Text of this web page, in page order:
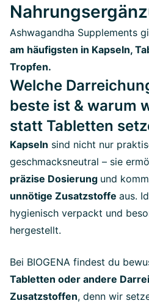
Ashwagandha Supplements
am häufigsten in Kapseln,
Tropfen.
Welche
beste ist & warum
statt Tabletten
Kapseln sind nicht nur
geschmacksneutral – sie
präzise Dosierung und
unnötige Zusatzstoffe aus.
hygienisch verpackt und
hergestellt.
Bei BIOGENA findest du
Tabletten oder andere
Zusatzstoffen, denn wir